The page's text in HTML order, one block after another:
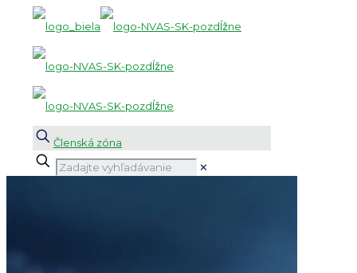
Členská zóna
✕